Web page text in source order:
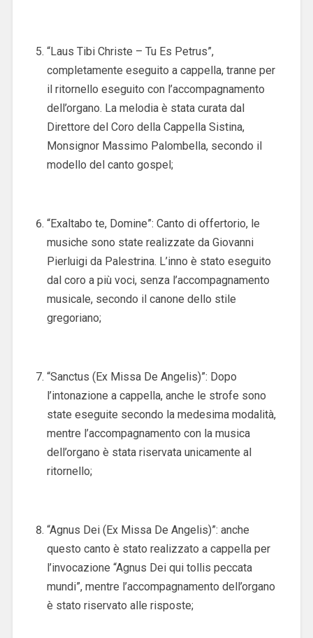
“Laus Tibi Christe – Tu Es Petrus”,
completamente eseguito a cappella, tranne per
il ritornello eseguito con l’accompagnamento
dell’organo. La melodia è stata curata dal
Direttore del Coro della Cappella Sistina,
Monsignor Massimo Palombella, secondo il
modello del canto gospel;
“Exaltabo te, Domine”: Canto di offertorio, le
musiche sono state realizzate da Giovanni
Pierluigi da Palestrina. L’inno è stato eseguito
dal coro a più voci, senza l’accompagnamento
musicale, secondo il canone dello stile
gregoriano;
“Sanctus (Ex Missa De Angelis)”: Dopo
l’intonazione a cappella, anche le strofe sono
state eseguite secondo la medesima modalità,
mentre l’accompagnamento con la musica
dell’organo è stata riservata unicamente al
ritornello;
“Agnus Dei (Ex Missa De Angelis)”: anche
questo canto è stato realizzato a cappella per
l’invocazione “Agnus Dei qui tollis peccata
mundi”, mentre l’accompagnamento dell’organo
è stato riservato alle risposte;